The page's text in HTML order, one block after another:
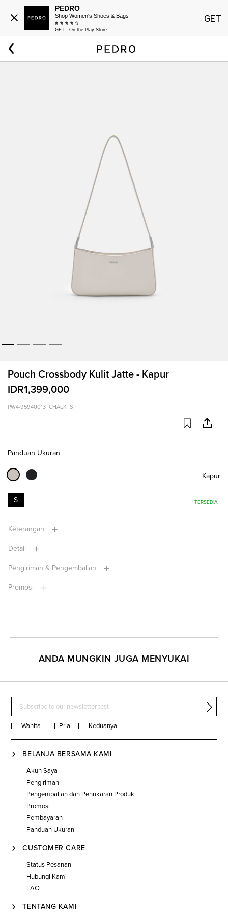
Pouch Crossbody Kulit Jatte - Kapur
IDR1,399,000
PW4-95940013_CHALK_S
Panduan Ukuran
Kapur
S TERSEDIA
Keterangan
Detail
Pengiriman & Pengembalian
Promosi
ANDA MUNGKIN JUGA MENYUKAI
Wanita Pria Keduanya
BELANJA BERSAMA KAMI
Akun Saya
Pengiriman
Pengembalian dan Penukaran Produk
Promosi
Pembayaran
Panduan Ukuran
CUSTOMER CARE
Status Pesanan
Hubungi Kami
FAQ
TENTANG KAMI
PEDRO
Shop Women's Shoes & Bags
GET - On the Play Store
GET